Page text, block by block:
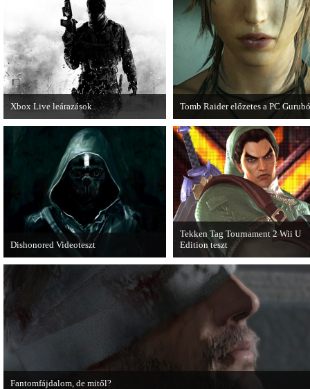
játékmenet-videóval jelentkezik.
Tomb Raider előzetes a PC
A PC Guru friss számában több
olvashatunk az új Tomb Raiderről,
mely cikkből most egy részletet
is közzétettek.
Xbox Live leárazások
December 18-án az Xbox Live
rendszerében is elkezdődnek a
karácsonyi akciózások.
Dishonored Videoteszt
Chris és Wilson bemutatja a 2012-es év
egyik legnagyobb meglepetését.
Tekken Tag Tournament 2 Wii U
Edition teszt
Az extrákkal felturbózott Tekken
Tournament 2 a Wii U konzolon is
ütősre sikeredett.
Fantomfájdalom, de mitől?